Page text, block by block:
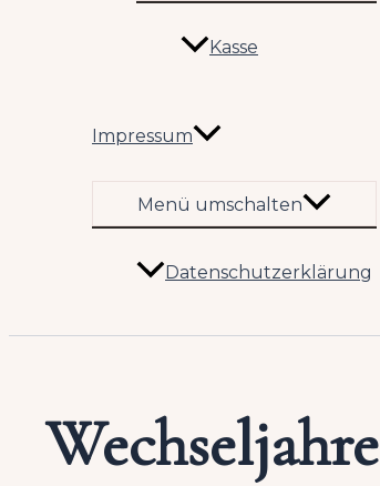
Kasse
Impressum
Menü umschalten
Datenschutzerklärung
Wechseljahre